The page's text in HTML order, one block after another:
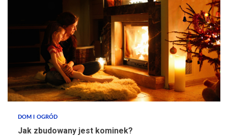
DOM I OGRÓD
Jak zbudowany jest kominek?